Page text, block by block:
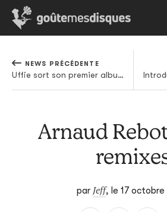
NEWS PRÉCÉDENTE
Uffie sort son premier album
Arnaud
par Jeff, le 17